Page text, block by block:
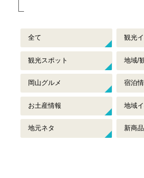
全て 観光
観光スポット 地域/
岡山グルメ 宿泊
お土産情報 地域
地元ネタ 新商品